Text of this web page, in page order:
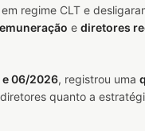
regime CLT e
e diretores
06/2026, registrou uma
quanto a